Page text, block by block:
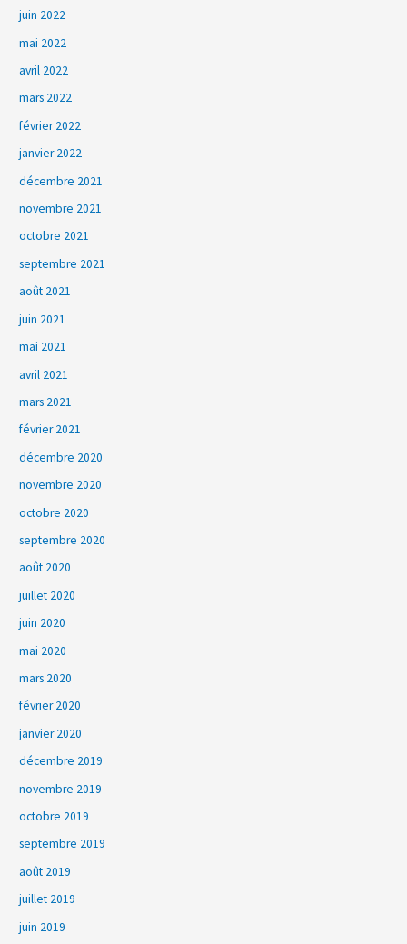
juin 2022
mai 2022
avril 2022
mars 2022
février 2022
janvier 2022
décembre 2021
novembre 2021
octobre 2021
septembre 2021
août 2021
juin 2021
mai 2021
avril 2021
mars 2021
février 2021
décembre 2020
novembre 2020
octobre 2020
septembre 2020
août 2020
juillet 2020
juin 2020
mai 2020
mars 2020
février 2020
janvier 2020
décembre 2019
novembre 2019
octobre 2019
septembre 2019
août 2019
juillet 2019
juin 2019